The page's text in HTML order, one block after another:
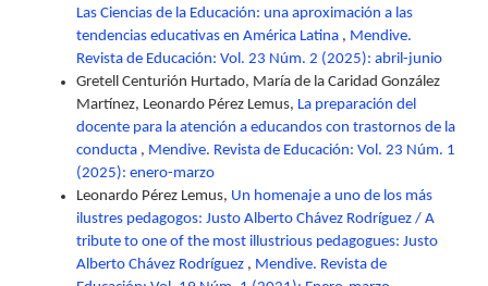
Las Ciencias de la Educación: una aproximación a las
tendencias educativas en América Latina , Mendive.
Revista de Educación: Vol. 23 Núm. 2 (2025): abril-junio
Gretell Centurión Hurtado, María de la Caridad González
Martínez, Leonardo Pérez Lemus, La preparación del
docente para la atención a educandos con trastornos de la
conducta , Mendive. Revista de Educación: Vol. 23 Núm. 1
(2025): enero-marzo
Leonardo Pérez Lemus, Un homenaje a uno de los más
ilustres pedagogos: Justo Alberto Chávez Rodríguez / A
tribute to one of the most illustrious pedagogues: Justo
Alberto Chávez Rodríguez , Mendive. Revista de